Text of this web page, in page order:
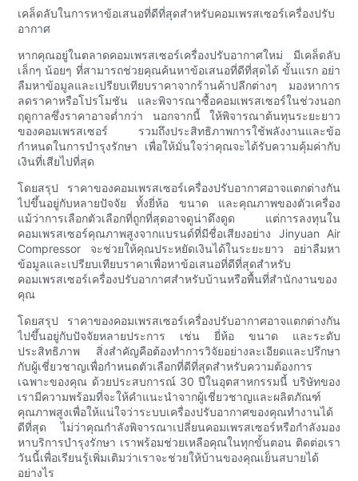
เคล็ดลับในการหาข้อเสนอที่ดีที่สุดสำหรับคอมเพรสเซอร์เครื่องปรับ
อากาศ
หากคุณอยู่ในตลาดคอมเพรสเซอร์เครื่องปรับอากาศใหม่ มีเคล็ดลับ
เล็กๆ น้อยๆ ที่สามารถช่วยคุณค้นหาข้อเสนอที่ดีที่สุดได้ ขั้นแรก อย่า
ลืมหาข้อมูลและเปรียบเทียบราคาจากร้านค้าปลีกต่างๆ มองหาการ
ลดราคาหรือโปรโมชัน และพิจารณาซื้อคอมเพรสเซอร์ในช่วงนอก
ฤดูกาลซึ่งราคาอาจต่ำกว่า นอกจากนี้ ให้พิจารณาต้นทุนระยะยาว
ของคอมเพรสเซอร์ รวมถึงประสิทธิภาพการใช้พลังงานและข้อ
กำหนดในการบำรุงรักษา เพื่อให้มั่นใจว่าคุณจะได้รับความคุ้มค่ากับ
เงินที่เสียไปที่สุด
โดยสรุป ราคาของคอมเพรสเซอร์เครื่องปรับอากาศอาจแตกต่างกัน
ไปขึ้นอยู่กับหลายปัจจัย ทั้งยี่ห้อ ขนาด และคุณภาพของตัวเครื่อง
แม้ว่าการเลือกตัวเลือกที่ถูกที่สุดอาจดูน่าดึงดูด แต่การลงทุนใน
คอมเพรสเซอร์คุณภาพสูงจากแบรนด์ที่มีชื่อเสียงอย่าง Jinyuan Air
Compressor จะช่วยให้คุณประหยัดเงินได้ในระยะยาว อย่าลืมหา
ข้อมูลและเปรียบเทียบราคาเพื่อหาข้อเสนอที่ดีที่สุดสำหรับ
คอมเพรสเซอร์เครื่องปรับอากาศสำหรับบ้านหรือพื้นที่สำนักงานของ
คุณ
โดยสรุป ราคาของคอมเพรสเซอร์เครื่องปรับอากาศอาจแตกต่างกัน
ไปขึ้นอยู่กับปัจจัยหลายประการ เช่น ยี่ห้อ ขนาด และระดับ
ประสิทธิภาพ สิ่งสำคัญคือต้องทำการวิจัยอย่างละเอียดและปรึกษา
กับผู้เชี่ยวชาญเพื่อกำหนดตัวเลือกที่ดีที่สุดสำหรับความต้องการ
เฉพาะของคุณ ด้วยประสบการณ์ 30 ปีในอุตสาหกรรมนี้ บริษัทของ
เรามีความพร้อมที่จะให้คำแนะนำจากผู้เชี่ยวชาญและผลิตภัณฑ์
คุณภาพสูงเพื่อให้แน่ใจว่าระบบเครื่องปรับอากาศของคุณทำงานได้
ดีที่สุด ไม่ว่าคุณกำลังพิจารณาเปลี่ยนคอมเพรสเซอร์หรือกำลังมอง
หาบริการบำรุงรักษา เราพร้อมช่วยเหลือคุณในทุกขั้นตอน ติดต่อเรา
วันนี้เพื่อเรียนรู้เพิ่มเติมว่าเราจะช่วยให้บ้านของคุณเย็นสบายได้
อย่างไร